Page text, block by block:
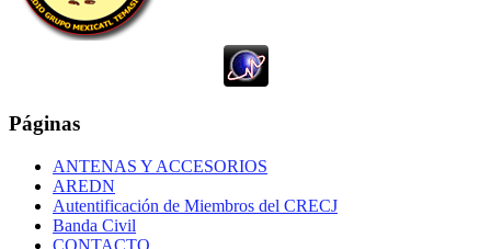
Páginas
ANTENAS Y ACCESORIOS
AREDN
Autentificación de Miembros del CRECJ
Banda Civil
CONTACTO